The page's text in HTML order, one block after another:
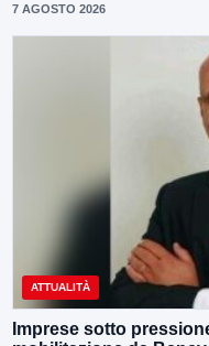
7 AGOSTO 2026
ATTUALITÀ
Imprese sotto